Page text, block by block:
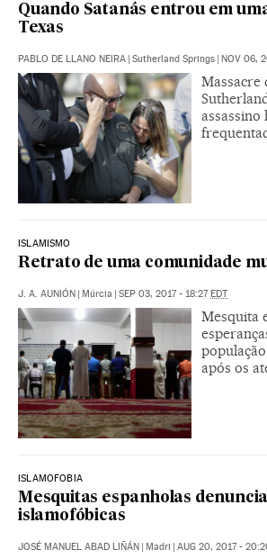
Quando Satanás entrou em
Texas
PABLO DE LLANO NEIRA | Sutherland Springs | NOV 06,
Massacre
assassino
ISLAMISMO
Retrato de uma comunidade
J. A. AUNIÓN | Múrcia | SEP 03, 2017 - 18:27EDT
Mesquita
após os
ISLAMOFOBIA
Mesquitas espanholas
islamofóbicas
JOSÉ MANUEL ABAD LIÑÁN | Madri | AUG 20, 2017 -